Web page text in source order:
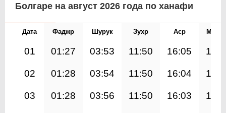
Болгаре на август 2026 года по ханафи
Дата Фаджр Шурук Зухр Аср
01 01:27 03:53 11:50 16:05
02 01:28 03:54 11:50 16:04
03 01:28 03:56 11:50 16:03